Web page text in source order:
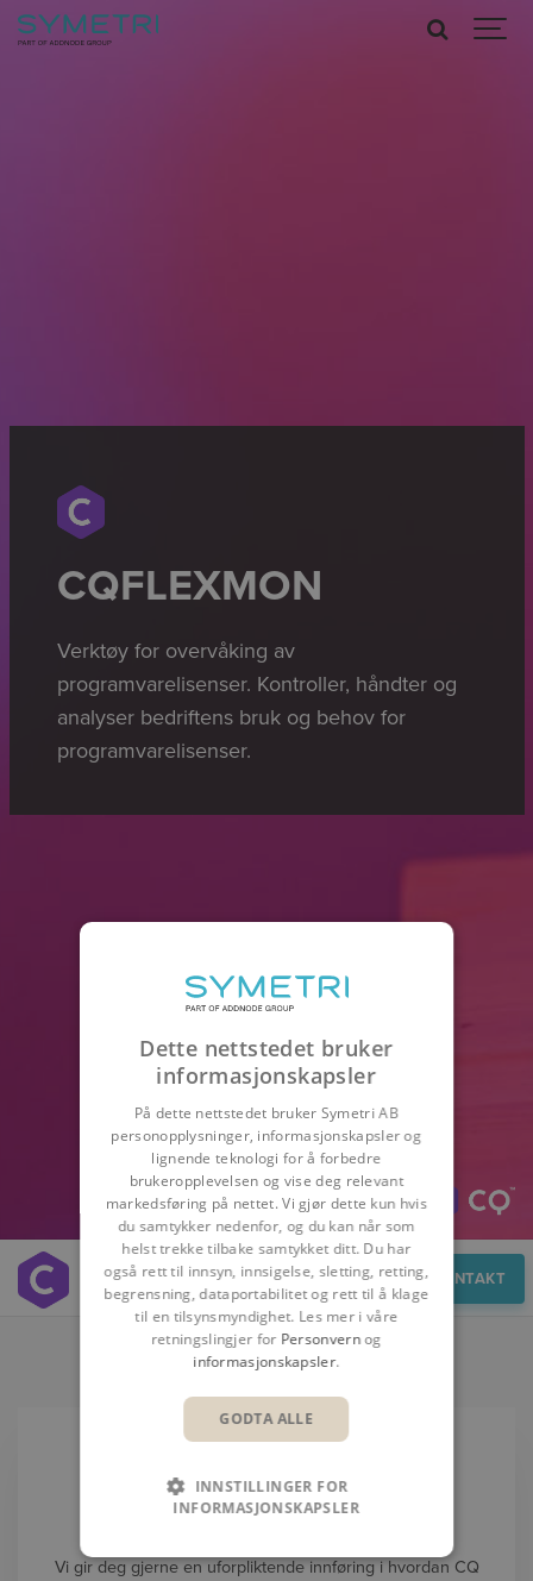
CQFLEXMON
Verktøy for overvåking av
programvarelisenser. Kontroller, håndter og
analyser bedriftens bruk og behov for
programvarelisenser.
Demo KONTAKT
BOOK DEMO
BOOK EN DEMO
Vi gir deg gjerne en uforpliktende innføring i hvordan CQ
Dette nettstedet bruker
informasjonskapsler
På dette nettstedet bruker Symetri AB
personopplysninger, informasjonskapsler og
lignende teknologi for å forbedre
brukeropplevelsen og vise deg relevant
markedsføring på nettet. Vi gjør dette kun hvis
du samtykker nedenfor, og du kan når som
helst trekke tilbake samtykket ditt. Du har
også rett til innsyn, innsigelse, sletting, retting,
begrensning, dataportabilitet og rett til å klage
til en tilsynsmyndighet. Les mer i våre
retningslingjer for Personvernog
informasjonskapsler.
GODTA ALLE
INNSTILLINGER FOR
INFORMASJONSKAPSLER